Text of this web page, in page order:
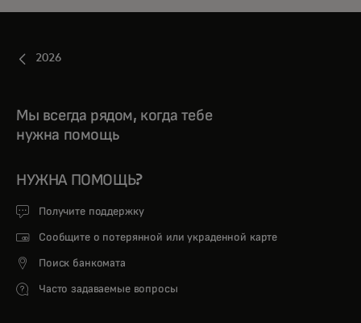
2026
Мы всегда рядом, когда тебе
нужна помощь
НУЖНА ПОМОЩЬ?
Получите поддержку
Сообщите о потерянной или украденной карте
Поиск банкомата
Часто задаваемые вопросы